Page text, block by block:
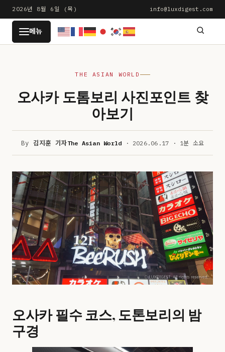
문
로
2026년 8월 6일 (목) info@luxdigest.com
LUXDIGEST
메뉴
THE ASIAN WORLD
오사카 도톰보리 사진포인트 찾
아보기
By 김지훈 기자The Asian World · 2026.06.17 · 1분 소요
오사카 필수 코스, 도톤보리의 밤
구경